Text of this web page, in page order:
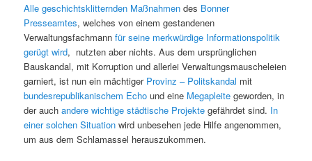
Alle geschichtsklitternden Maßnahmendes Bonner
Presseamtes, welches von einem gestandenen
Verwaltungsfachmann für seine merkwürdige Informationspolitik
gerügt wird, nutzten aber nichts. Aus dem ursprünglichen
Bauskandal, mit Korruption und allerlei Verwaltungsmauscheleien
garniert, ist nun ein mächtiger Provinz – Politskandal mit
bundesrepublikanischem Echo und eine Megapleite geworden, in
der auchandere wichtige städtische Projekte gefährdet sind. In
einer solchen Situation wird unbesehen jede Hilfe angenommen,
um aus dem Schlamassel herauszukommen.